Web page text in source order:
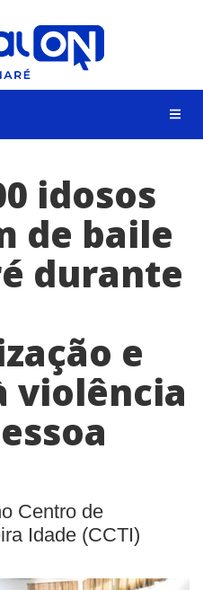
idosos
de baile
durante
e
violência
Centro de
Idade (CCTI)